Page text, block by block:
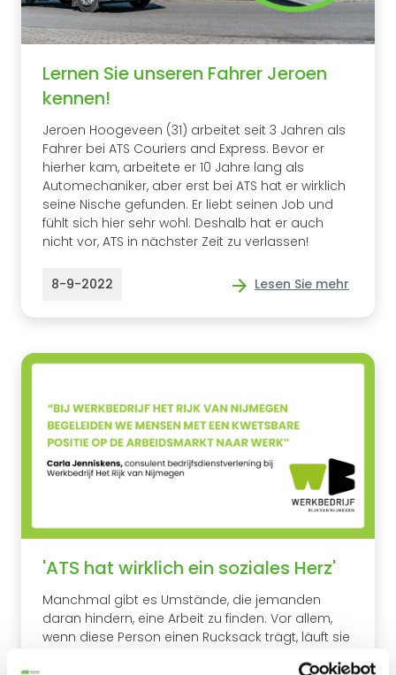
Lernen Sie unseren Fahrer Jeroen
kennen!
Jeroen Hoogeveen (31) arbeitet seit 3 Jahren als
Fahrer bei ATS Couriers and Express. Bevor er
hierher kam, arbeitete er 10 Jahre lang als
Automechaniker, aber erst bei ATS hat er wirklich
seine Nische gefunden. Er liebt seinen Job und
fühlt sich hier sehr wohl. Deshalb hat er auch
nicht vor, ATS in nächster Zeit zu verlassen!
8-9-2022 Lesen Sie mehr
'ATS hat wirklich ein soziales Herz'
Manchmal gibt es Umstände, die jemanden
daran hindern, eine Arbeit zu finden. Vor allem,
wenn diese Person einen Rucksack trägt, läuft sie